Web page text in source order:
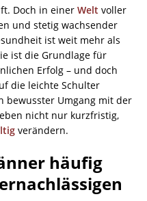
Doch in einer Welt voller
und stetig wachsender
ist weit mehr als
ist die Grundlage für
Erfolg – und doch
die leichte Schulter
bewusster Umgang mit der
nicht nur kurzfristig,
verändern.
häufig